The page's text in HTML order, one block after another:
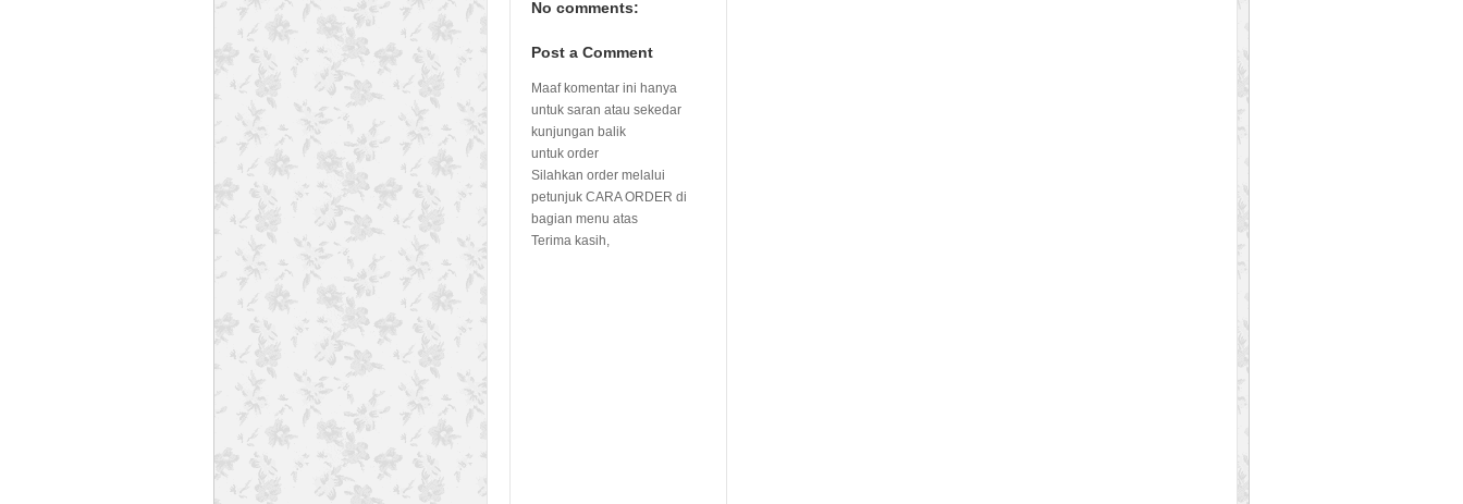
No comments:
Post a Comment
Maaf komentar ini hanya
untuk saran atau sekedar
kunjungan balik
untuk order
Silahkan order melalui
petunjuk CARA ORDER di
bagian menu atas
Terima kasih,